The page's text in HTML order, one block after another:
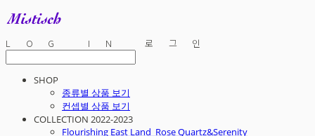
LOG IN 로그인
SHOP
종류별 상품 보기
컨셉별 상품 보기
COLLECTION 2022-2023
Flourishing East Land_Rose Quartz&Serenity